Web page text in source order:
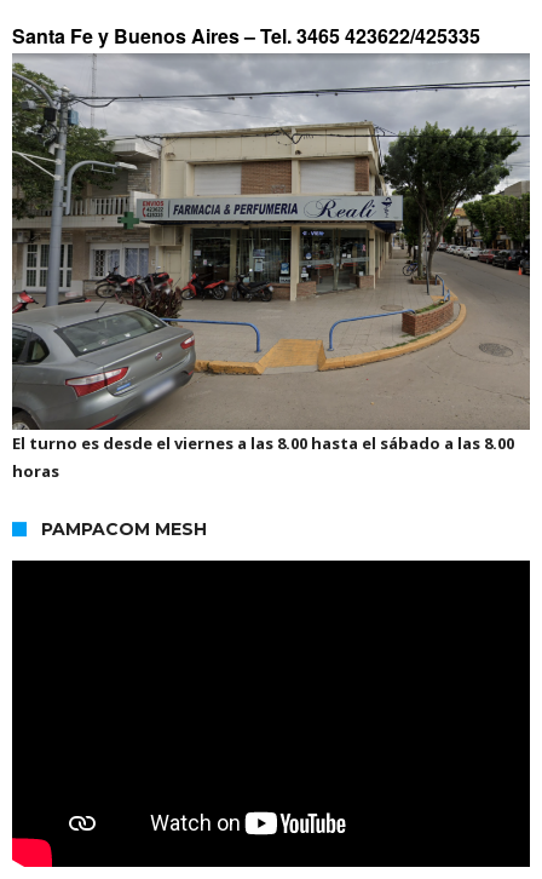
Santa Fe y Buenos Aires –Tel. 3465 423622/425335
El turno es desde el viernes a las 8.00 hasta el sábado a las 8.00
horas
PAMPACOM MESH